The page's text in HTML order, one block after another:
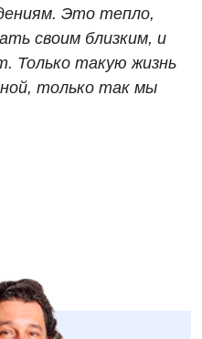
Это тепло,
своим близким, и
Только такую жизнь
только так мы